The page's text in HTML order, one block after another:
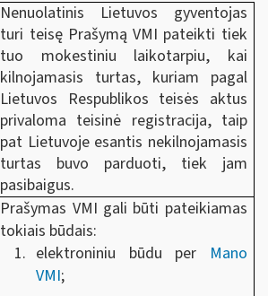
Nenuolatinis Lietuvos gyventojas
turi teisę Prašymą VMI pateikti tiek
tuo mokestiniu laikotarpiu, kai
kilnojamasis turtas, kuriam pagal
Lietuvos Respublikos teisės aktus
privaloma teisinė registracija, taip
pat Lietuvoje esantis nekilnojamasis
turtas buvo parduoti, tiek jam
pasibaigus.
Prašymas VMI gali būti pateikiamas
tokiais būdais:
elektroniniu būdu per Mano
VMI;